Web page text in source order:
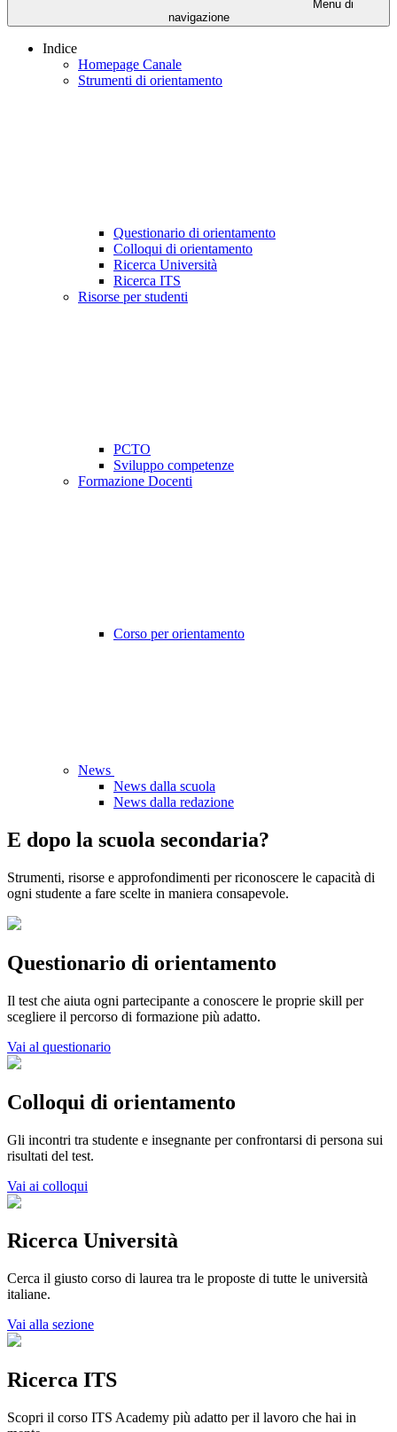
Menu di
navigazione
Indice
Homepage Canale
Strumenti di orientamento
Questionario di orientamento
Colloqui di orientamento
Ricerca Università
Ricerca ITS
Risorse per studenti
PCTO
Sviluppo competenze
Formazione Docenti
Corso per orientamento
News
News dalla scuola
News dalla redazione
E dopo la scuola secondaria?
Strumenti, risorse e approfondimenti per riconoscere le capacità di
ogni studente a fare scelte in maniera consapevole.
Questionario di orientamento
Il test che aiuta ogni partecipante a conoscere le proprie skill per
scegliere il percorso di formazione più adatto.
Vai al questionario
Colloqui di orientamento
Gli incontri tra studente e insegnante per confrontarsi di persona sui
risultati del test.
Vai ai colloqui
Ricerca Università
Cerca il giusto corso di laurea tra le proposte di tutte le università
italiane.
Vai alla sezione
Ricerca ITS
Scopri il corso ITS Academy più adatto per il lavoro che hai in